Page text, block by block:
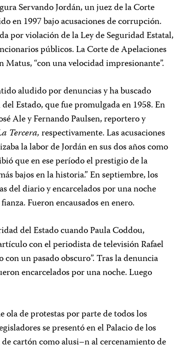
Servando Jordán, un juez de la Corte
en 1997 bajo acusaciones de corrupción.
por violación de la Ley de Seguridad Estatal,
públicos. La Corte de Apelaciones
Matus, “con una velocidad impresionante”.
aludido por denuncias y ha buscado
Estado, que fue promulgada en 1958. En
Ale y Fernando Paulsen, reportero y
Tercera,respectivamente. Las acusaciones
la labor de Jordán en sus dos años como
que en ese período el prestigio de la
bajos en la historia.” En septiembre, los
del diario y encarcelados por una noche
Fueron encausados en enero.
del Estado cuando Paula Coddou,
con el periodista de televisión Rafael
un pasado obscuro”. Tras la denuncia
encarcelados por una noche. Luego
ola de protestas por parte de todos los
se presentó en el Palacio de los
cartón como alusi–n al cercenamiento de